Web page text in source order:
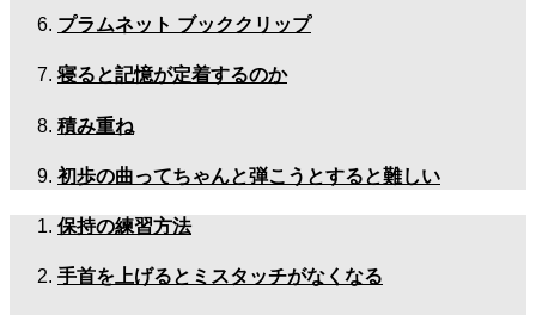
プラムネット ブッククリップ
寝ると記憶が定着するのか
積み重ね
初歩の曲ってちゃんと弾こうとすると難しい
保持の練習方法
手首を上げるとミスタッチがなくなる